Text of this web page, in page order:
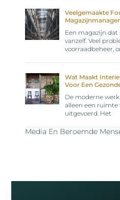
Veelgemaakte
Een magazijn
vanzelf. Veel
voorraadbeheer,
Wat Maakt
Voor Een
De moderne
alleen een ruimte
uitgevoerd. Het
Media En Beroemde